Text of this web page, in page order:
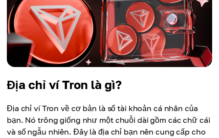
Địa chỉ ví Tron là gì?
Địa chỉ ví Tron về cơ bản là số tài khoản cá nhân của
bạn. Nó trông giống như một chuỗi dài gồm các chữ cái
và số ngẫu nhiên. Đây là địa chỉ bạn nên cung cấp cho